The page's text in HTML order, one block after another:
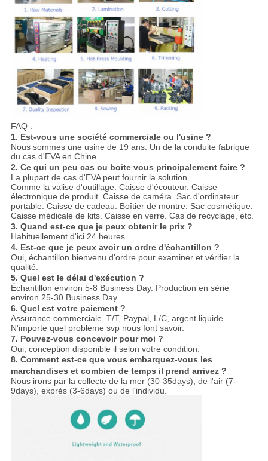
FAQ :
1. Est-vous une société commerciale ou l'usine ?
Nous sommes une usine de 19 ans. Un de la conduite fabrique
du cas d'EVA en Chine.
2. Ce qui un peu cas ou boîte vous principalement faire ?
La plupart de cas d'EVA peut fournir la solution.
Comme la valise d'outillage. Caisse d'écouteur. Caisse
électronique de produit. Caisse de caméra. Sac d'ordinateur
portable. Caisse de cadeau. Boîtier de montre. Sac cosmétique.
Caisse médicale de kits. Caisse en verre. Cas de recyclage, etc.
3. Quand est-ce que je peux obtenir le prix ?
Habituellement d'ici 24 heures.
4. Est-ce que je peux avoir un ordre d'échantillon ?
Oui, échantillon bienvenu d'ordre pour examiner et vérifier la
qualité.
5. Quel est le délai d'exécution ?
Échantillon environ 5-8 Business Day. Production en série
environ 25-30 Business Day.
6. Quel est votre paiement ?
Assurance commerciale, T/T, Paypal, L/C, argent liquide.
N'importe quel problème svp nous font savoir.
7. Pouvez-vous concevoir pour moi ?
Oui, conception disponible il selon votre condition.
8. Comment est-ce que vous embarquez-vous les
marchandises et combien de temps il prend arrivez ?
Nous irons par la collecte de la mer (30-35days), de l'air (7-
9days), exprès (3-6days) ou de l'individu.